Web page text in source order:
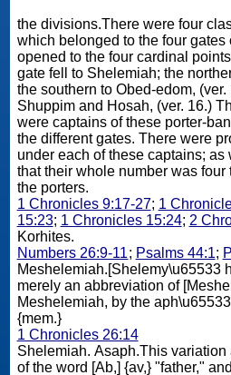
the divisions.There were four
which belonged to the four gates
opened to the four cardinal points of
gate fell to Shelemiah; the
the southern to Obed-edom,
Shuppim and Hosah, (ver. 16.) These several persons
were captains of these porter-
the different gates. There were probably a thousand men
under each of these captains; as
that their whole number was four
the porters.
1 Chronicles 9:17-27; 1
15:23; 1 Chronicles 15:24; 2
Korhites.
Numbers 26:9-11; Psalms 44:1;
Meshelemiah.[Shelemy\u65533
merely an abbreviation of
Meshelemiah, by the
{mem.}
1 Chronicles 26:14
Shelemiah. Asaph.This variation arises from the rejection
of the word [Ab,] {av,} "father,"